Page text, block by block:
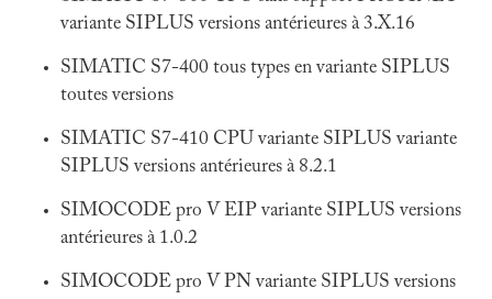
variante SIPLUS versions antérieures à 3.X.16
SIMATIC S7-400 tous types en variante SIPLUS
toutes versions
SIMATIC S7-410 CPU variante SIPLUS variante
SIPLUS versions antérieures à 8.2.1
SIMOCODE pro V EIP variante SIPLUS versions
antérieures à 1.0.2
SIMOCODE pro V PN variante SIPLUS versions